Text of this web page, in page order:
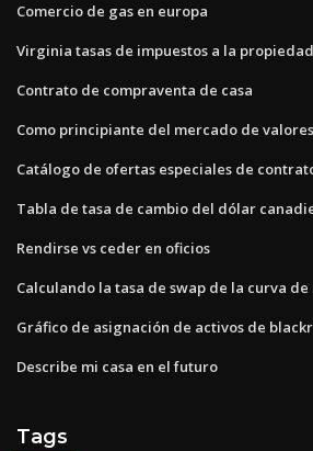
Comercio de gas en europa
Virginia tasas de impuestos a la
Contrato de compraventa de casa
Como principiante del mercado de valores
Catálogo de ofertas especiales de
Tabla de tasa de cambio del dólar
Rendirse vs ceder en oficios
Calculando la tasa de swap de la curva
Gráfico de asignación de activos de
Describe mi casa en el futuro
Tags